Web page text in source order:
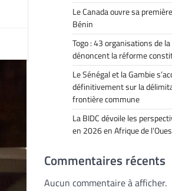
Le Canada ouvre sa
Bénin
Togo : 43 organisations de
dénoncent la réforme
Le Sénégal et la Gambie
définitivement sur la
frontière commune
La BIDC dévoile les
en 2026 en Afrique de
Commentaires récents
Aucun commentaire à afficher.